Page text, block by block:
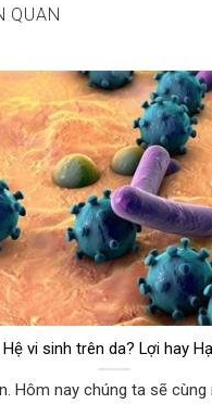
QUAN
Hệ vi sinh trên da? Lợi hay
Hôm nay chúng ta sẽ cùng